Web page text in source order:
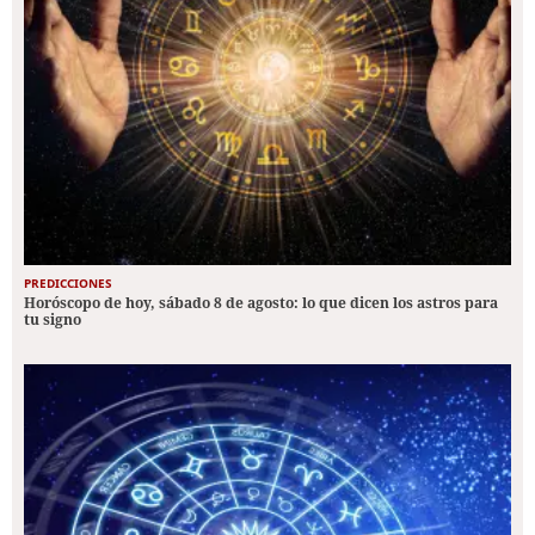
PREDICCIONES
Horóscopo de hoy, sábado 8 de agosto: lo que dicen los astros para
tu signo